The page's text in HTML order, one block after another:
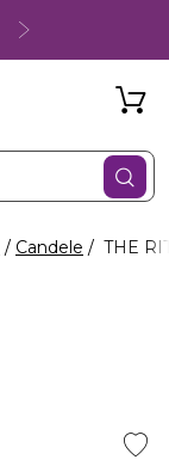
Candele THE